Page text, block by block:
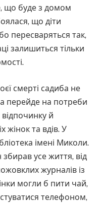
що буде з домом
що діти
пересваряться так,
залишиться тільки
смерті садиба не
перейде на потреби
й
жінок та вдів. У
імені Миколи.
усе життя, від
журналів із
могли б пити чай,
телефоном,